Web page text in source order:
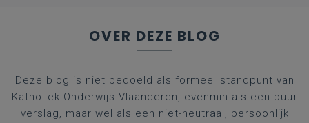
OVER DEZE BLOG
Deze blog is niet bedoeld als formeel standpunt van
Katholiek Onderwijs Vlaanderen, evenmin als een puur
verslag, maar wel als een niet-neutraal, persoonlijk